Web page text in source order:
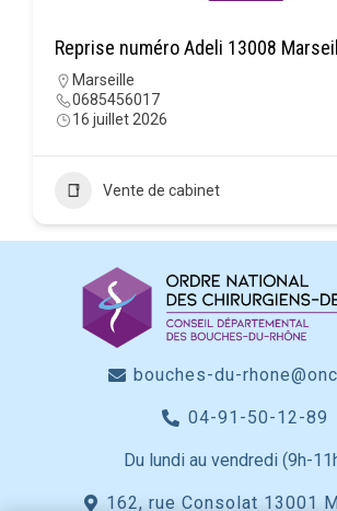
Reprise numéro Adeli 13008
Marseille
0685456017
16 juillet 2026
Vente de cabinet
bouches-du-
04-91-50-12-89
Du lundi au vendredi (9h-
162, rue Consolat 13001